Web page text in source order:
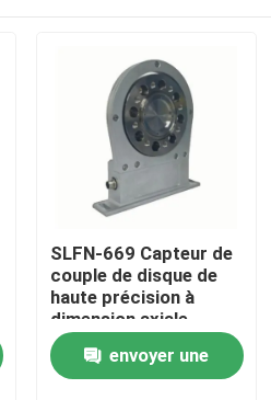
SLFN-669 Capteur de
couple de disque de
haute précision à
dimension axiale
courte
envoyer une